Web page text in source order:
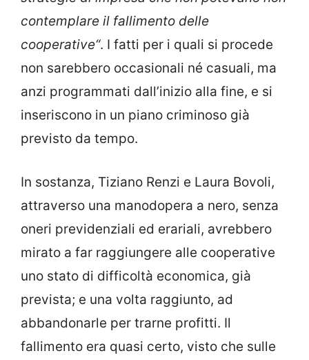
contemplare il fallimento delle
cooperative“. I fatti per i quali si procede
non sarebbero occasionali né casuali, ma
anzi programmati dall’inizio alla fine, e si
inseriscono in un piano criminoso già
previsto da tempo.
In sostanza, Tiziano Renzi e Laura Bovoli,
attraverso una manodopera a nero, senza
oneri previdenziali ed erariali, avrebbero
mirato a far raggiungere alle cooperative
uno stato di difficoltà economica, già
prevista; e una volta raggiunto, ad
abbandonarle per trarne profitti. Il
fallimento era quasi certo, visto che sulle